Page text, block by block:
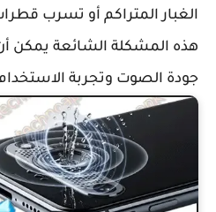
الغبار المتراكم أو تسرب
هذه المشكلة الشائعة يمكن
جودة الصوت وتجربة